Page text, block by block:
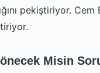
pekiştiriyor. Cem
Misin